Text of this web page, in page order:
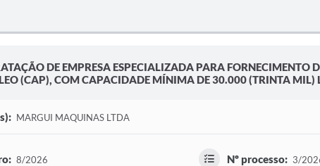
DE EMPRESA ESPECIALIZADA PARA
(CAP), COM CAPACIDADE MÍNIMA DE 30.000 (TRINTA MIL)
MARGUI MAQUINAS LTDA
8/2026 Nº processo: 3/